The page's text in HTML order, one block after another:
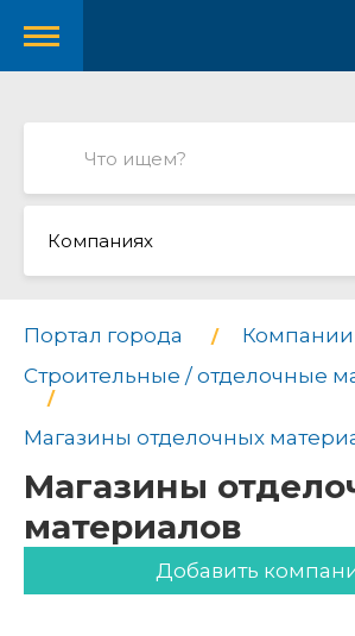
Компаниях
Портал города
Компании
Строительные / отделочные
Магазины отделочных
Магазины
материалов
Добавить